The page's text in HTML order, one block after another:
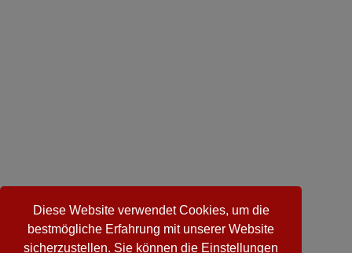
Diese Website verwendet Cookies, um die
bestmögliche Erfahrung mit unserer Website
sicherzustellen. Sie können die Einstellungen